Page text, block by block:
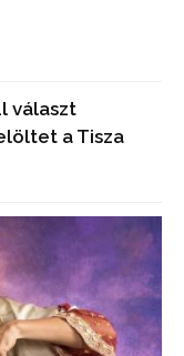
választ
a Tisza